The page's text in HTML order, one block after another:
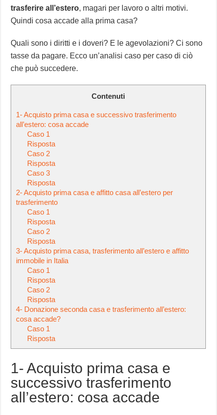
trasferire all’estero, magari per lavoro o altri motivi.
Quindi cosa accade alla prima casa?
Quali sono i diritti e i doveri? E le agevolazioni? Ci sono
tasse da pagare. Ecco un’analisi caso per caso di ciò
che può succedere.
Contenuti
1- Acquisto prima casa e successivo trasferimento
all’estero: cosa accade
Caso 1
Risposta
Caso 2
Risposta
Caso 3
Risposta
2- Acquisto prima casa e affitto casa all’estero per
trasferimento
Caso 1
Risposta
Caso 2
Risposta
3- Acquisto prima casa, trasferimento all’estero e affitto
immobile in Italia
Caso 1
Risposta
Caso 2
Risposta
4- Donazione seconda casa e trasferimento all’estero:
cosa accade?
Caso 1
Risposta
1- Acquisto prima casa e
successivo trasferimento
all’estero: cosa accade